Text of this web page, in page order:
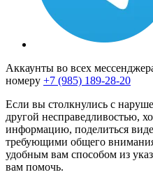
Аккаунты во всех
номеру +7 (985) 189-28-20
Если вы столкнулись с
другой несправедливостью,
информацию, поделиться
требующими общего
удобным вам способом из
вам помочь.